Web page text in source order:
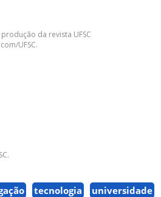
da revista UFSC
UFSC.
tecnologia universidade